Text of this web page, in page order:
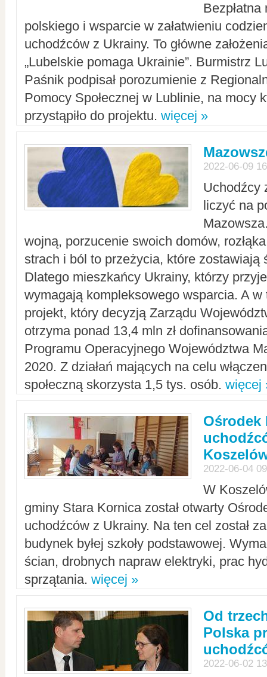
polskiego i wsparcie w załatwieniu
uchodźców z Ukrainy. To główne
„Lubelskie pomaga Ukrainie”. Burmistrz
Paśnik podpisał porozumienie z
Pomocy Społecznej w Lublinie, na mocy
przystąpiło do projektu. więcej »
2022-06-09
Uchodźcy
liczyć na
wojną, porzucenie swoich domów,
strach i ból to przeżycia, które zostawiają
Dlatego mieszkańcy Ukrainy, którzy
wymagają kompleksowego wsparcia. A w
projekt, który decyzją Zarządu
otrzyma ponad 13,4 mln zł
Programu Operacyjnego Województwa
2020. Z działań mających na celu
społeczną skorzysta 1,5 tys. osób. więcej
Ośrodek
2022-06-04
W
gminy Stara Kornica został otwarty
uchodźców z Ukrainy. Na ten cel został
budynek byłej szkoły podstawowej.
ścian, drobnych napraw elektryki, prac
sprzątania. więcej »
Od
Polska
2022-06-02